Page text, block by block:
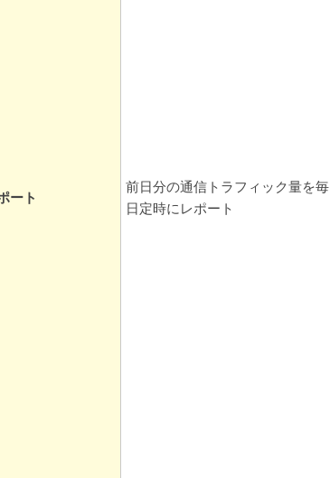
ート
前日分の通信トラフィック量を毎
日定時にレポート